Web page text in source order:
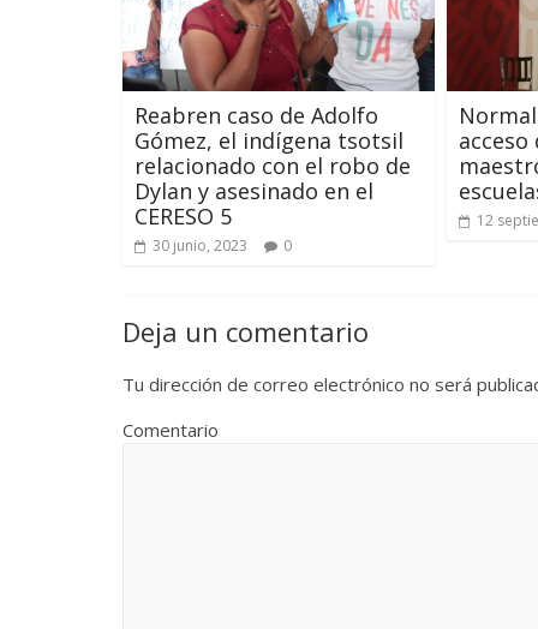
Reabren caso de Adolfo
Gómez, el indígena tsotsil
relacionado con el robo de
Dylan y asesinado en el
CERESO 5
30 junio, 2023 0
12
Deja un comentario
Tu dirección de correo electrónico no será
Comentario